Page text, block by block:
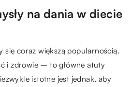
na dania w diecie
się coraz większą popularnością.
i zdrowie – to główne atuty
istotne jest jednak, aby